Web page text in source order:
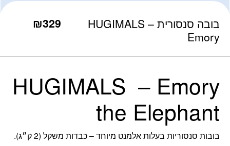
בובה סנסורית – HUGIMALS
Emory
₪329
HUGIMALS – Emory
the Elephant
בובות סנסוריות בעלות אלמנט מיוחד – כבדות משקל (2 ק״ג).
כמות בובה סנסורית - HUGIMALS Emory